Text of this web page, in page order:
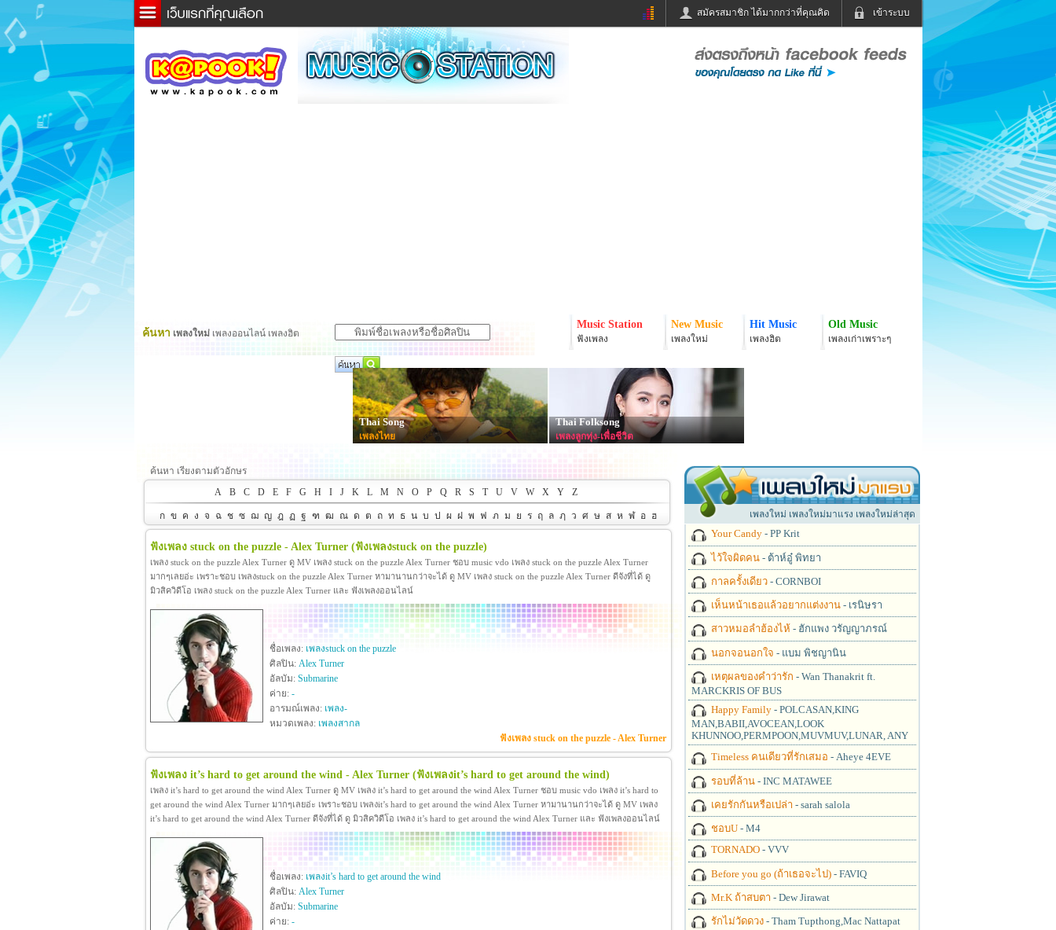
เข้าระบบ
สมัครสมาชิก ได้มากกว่าที่คุณคิด
ข่าวด่วน ข่าวสั้น
ละคร
หนังใหม่
ฟังวิทยุออนไลน์
หมากรุกไทย
Email
ค้นหา เพลงใหม่ เพลงออนไลน์ เพลงฮิต
Music Station
ฟังเพลง
New Music
เพลงใหม่
Hit Music
เพลงฮิต
Old Music
เพลงเก่าเพราะๆ
Thai Song
เพลงไทย
Thai Folksong
เพลงลูกทุ่ง-เพื่อชีวิต
ค้นหา เรียงตามตัวอักษร
A
B C D E F G H I J K L M N O P Q R S T U V W X Y Z
ก ข ค ง จ ฉ ช ซ ฌ ญ ฎ ฏ ฐ ฑ ฒ ณ ด ต ถ ท ธ น บ ป ผ ฝ พ ฟ ภ ม ย ร ฤ ล ฦ ว ศ ษ ส ห ฬ อ ฮ
ฟังเพลง stuck on the puzzle - Alex Turner (ฟังเพลงstuck on the puzzle)
เพลง stuck on the puzzle Alex Turner ดู MV เพลง stuck on the puzzle Alex Turner ชอบ music vdo เพลง stuck on the puzzle Alex Turner
มากๆเลยอ่ะ เพราะชอบ เพลงstuck on the puzzle Alex Turner หามานานกว่าจะได้ ดู MV เพลง stuck on the puzzle Alex Turner ดีจังที่ได้ ดู
มิวสิควิดีโอ เพลง stuck on the puzzle Alex Turner และ ฟังเพลงออนไลน์
ชื่อเพลง: เพลงstuck on the puzzle
ศิลปิน: Alex Turner
อัลบัม: Submarine
ค่าย: -
อารมณ์เพลง: เพลง-
หมวดเพลง: เพลงสากล
ฟังเพลง stuck on the puzzle - Alex Turner
ฟังเพลง it’s hard to get around the wind - Alex Turner (ฟังเพลงit’s hard to get around the wind)
เพลง it’s hard to get around the wind Alex Turner ดู MV เพลง it’s hard to get around the wind Alex Turner ชอบ music vdo เพลง it’s hard to
get around the wind Alex Turner มากๆเลยอ่ะ เพราะชอบ เพลงit’s hard to get around the wind Alex Turner หามานานกว่าจะได้ ดู MV เพลง
it’s hard to get around the wind Alex Turner ดีจังที่ได้ ดู มิวสิควิดีโอ เพลง it’s hard to get around the wind Alex Turner และ ฟังเพลงออนไลน์
ชื่อเพลง: เพลงit’s hard to get around the wind
ศิลปิน: Alex Turner
อัลบัม: Submarine
ค่าย: -
เพลงใหม่ เพลงใหม่มาแรง เพลงใหม่ล่าสุด
Your Candy- PP Krit
ไว้ใจผิดคน- ต้าห์อู๋ พิทยา
กาลครั้งเดียว- CORNBOI
เห็นหน้าเธอแล้วอยากแต่งงาน- เรนิษรา
สาวหมอลำฮ้องไห้ - ฮักแพง วรัญญาภรณ์
นอกจอนอกใจ - แบม พิชญานิน
เหตุผลของคำว่ารัก - Wan Thanakrit ft.
MARCKRIS OF BUS
Happy Family- POLCASAN,KING
MAN,BABII,AVOCEAN,LOOK
KHUNNOO,PERMPOON,MUVMUV,LUNAR, ANY
Timeless คนเดียวที่รักเสมอ - Aheye 4EVE
รอบที่ล้าน- INC MATAWEE
เคยรักกันหรือเปล่า - sarah salola
ชอบU- M4
TORNADO- VVV
Before you go (ถ้าเธอจะไป)- FAVIQ
Mr.K ถ้าสบตา - Dew Jirawat
รักไม่วัดดวง- Tham Tupthong,Mac Nattapat